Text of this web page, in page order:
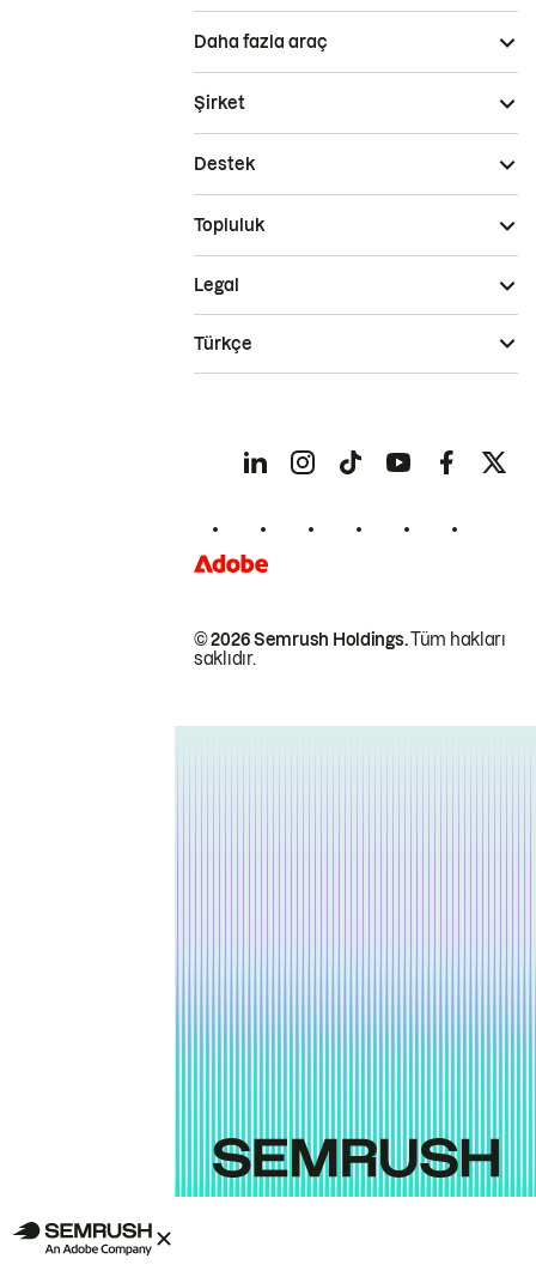
Daha fazla araç
Şirket
Destek
Topluluk
© 2026 Semrush Holdings.Tüm hakları
saklıdır.
Legal
Türkçe